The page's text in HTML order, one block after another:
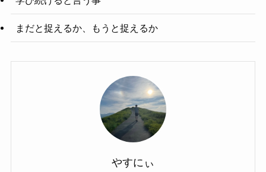
まだと捉えるか、もうと捉えるか
やすにぃ